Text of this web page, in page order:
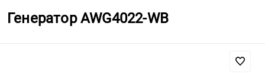
Генератор AWG4022-WB